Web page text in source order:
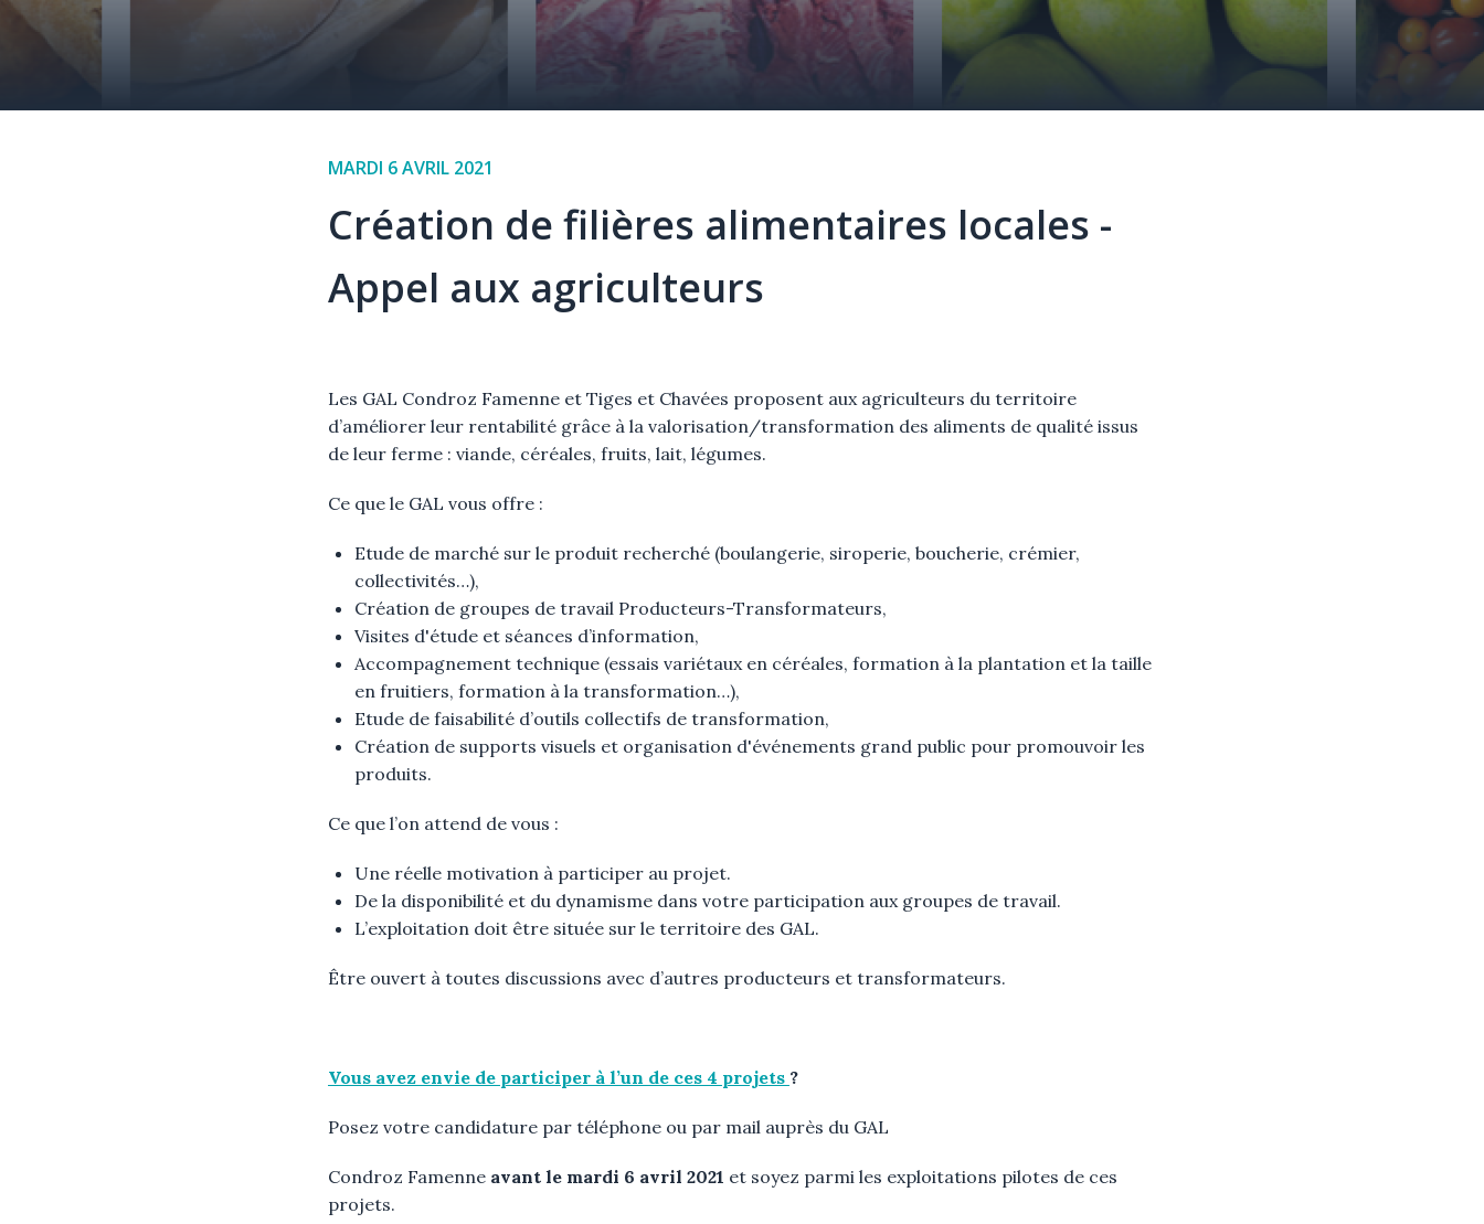
Date
l'événement
MARDI 6 AVRIL 2021
Création de filières alimentaires locales -
Appel aux agriculteurs
Élément
Texte
Les GAL Condroz Famenne et Tiges et Chavées proposent aux agriculteurs du territoire
d’améliorer leur rentabilité grâce à la valorisation/transformation des aliments de qualité issus
de leur ferme : viande, céréales, fruits, lait, légumes.
Ce que le GAL vous offre :
Etude de marché sur le produit recherché (boulangerie, siroperie, boucherie, crémier,
collectivités…),
Création de groupes de travail Producteurs-Transformateurs,
Visites d'étude et séances d’information,
Accompagnement technique (essais variétaux en céréales, formation à la plantation et la taille
en fruitiers, formation à la transformation…),
Etude de faisabilité d’outils collectifs de transformation,
Création de supports visuels et organisation d'événements grand public pour promouvoir les
produits.
Ce que l’on attend de vous :
Une réelle motivation à participer au projet.
De la disponibilité et du dynamisme dans votre participation aux groupes de travail.
L’exploitation doit être située sur le territoire des GAL.
Être ouvert à toutes discussions avec d’autres producteurs et transformateurs.
Vous avez envie de participer à l’un de ces 4 projets ?
Posez votre candidature par téléphone ou par mail auprès du GAL
Condroz Famenne avant le mardi 6 avril 2021 et soyez parmi les exploitations pilotes de ces
projets.